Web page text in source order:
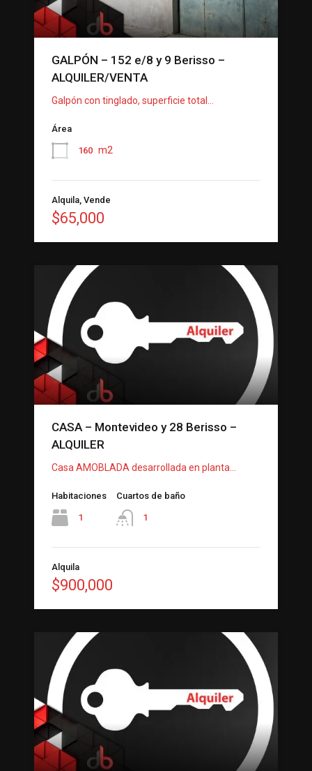
GALPÓN – 152 e/8 y 9 Berisso –
ALQUILER/VENTA
Galpón con tinglado, superficie total…
Área
160 m2
Alquila, Vende
$65,000
CASA – Montevideo y 28 Berisso –
ALQUILER
Casa AMOBLADA desarrollada en planta…
Habitaciones
1
Cuartos de baño
1
Alquila
$900,000